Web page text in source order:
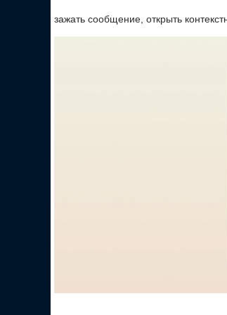
зажать сообщение, открыть